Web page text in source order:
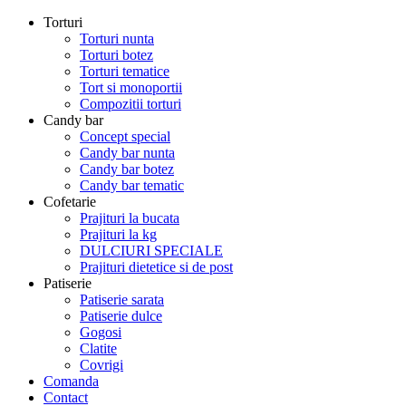
Torturi
Torturi nunta
Torturi botez
Torturi tematice
Tort si monoportii
Compozitii torturi
Candy bar
Concept special
Candy bar nunta
Candy bar botez
Candy bar tematic
Cofetarie
Prajituri la bucata
Prajituri la kg
DULCIURI SPECIALE
Prajituri dietetice si de post
Patiserie
Patiserie sarata
Patiserie dulce
Gogosi
Clatite
Covrigi
Comanda
Contact